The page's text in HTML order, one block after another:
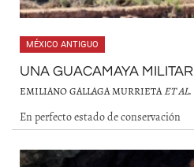
MÉXICO ANTIGUO
UNA GUACAMAYA MILITAR
EMILIANO GALLAGA MURRIETAET AL.
En perfecto estado de conservación